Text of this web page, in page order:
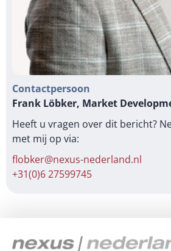
Contactpersoon
Frank Löbker, Market
Heeft u vragen over dit bericht?
met mij op via:
flobker@nexus-nederland.nl
+31(0)6 27599745